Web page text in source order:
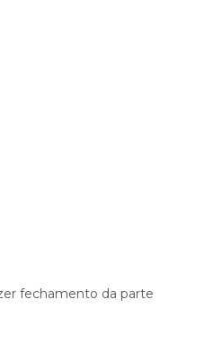
fechamento da parte